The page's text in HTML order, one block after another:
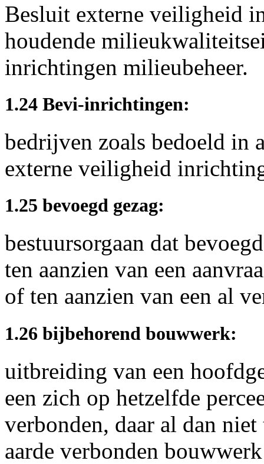
Besluit externe veiligheid
houdende
inrichtingen milieubeheer.
1.24 Bevi-inrichtingen:
bedrijven zoals bedoeld in
externe veiligheid
1.25 bevoegd gezag:
bestuursorgaan dat
ten aanzien van een
of ten aanzien van een al
1.26 bijbehorend bouwwerk:
uitbreiding van een
een zich op hetzelfde
verbonden, daar al dan
aarde verbonden